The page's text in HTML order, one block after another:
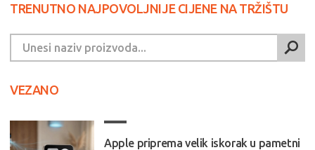
TRENUTNO NAJPOVOLJNIJE CIJENE NA TRŽIŠTU
VEZANO
Apple priprema velik iskorak u pametni